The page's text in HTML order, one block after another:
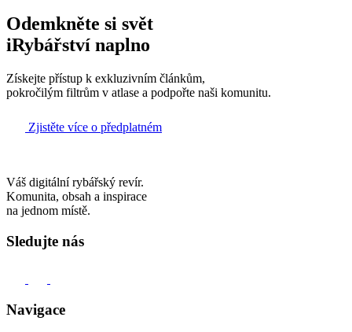
Odemkněte si svět
iRybářství naplno
Získejte přístup k exkluzivním článkům,
pokročilým filtrům v atlase a podpořte naši komunitu.
Zjistěte více o předplatném
Váš digitální rybářský revír.
Komunita, obsah a inspirace
na jednom místě.
Sledujte nás
Navigace